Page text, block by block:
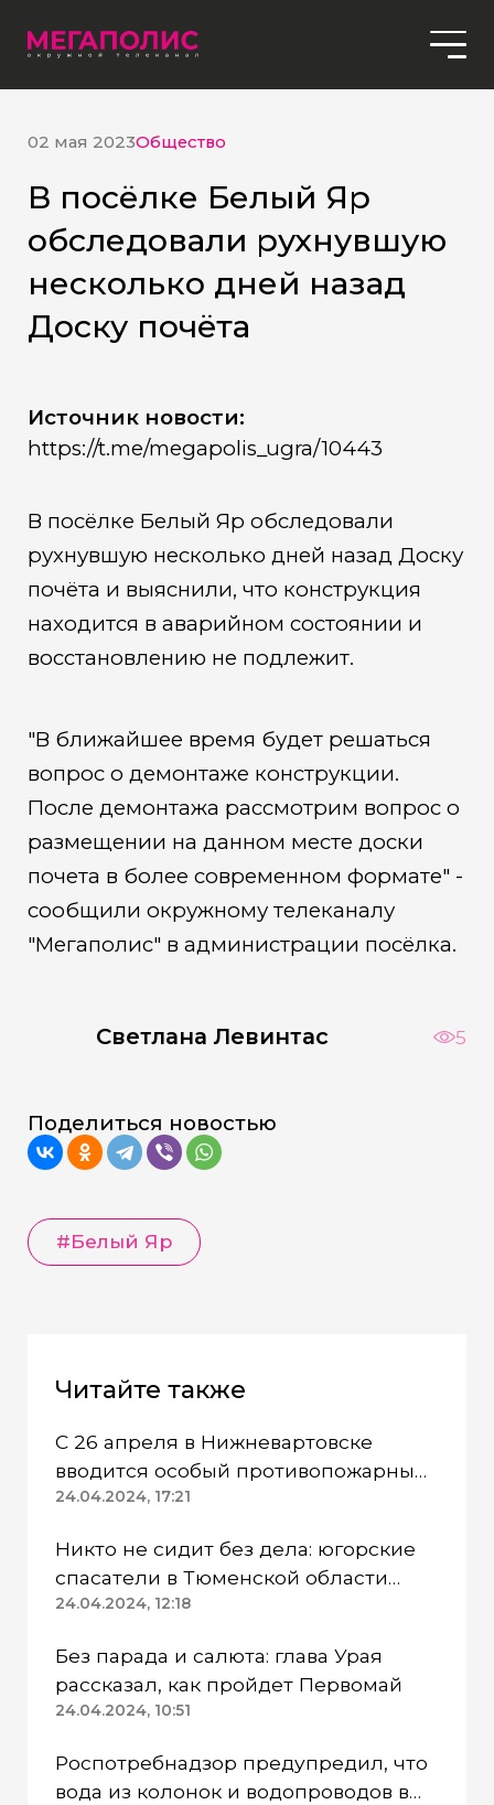
02 мая 2023Общество
В посёлке Белый Яр
обследовали рухнувшую
несколько дней назад
Доску почёта
Источник новости:
https://t.me/megapolis_ugra/10443
В посёлке Белый Яр обследовали
рухнувшую несколько дней назад Доску
почёта и выяснили, что конструкция
находится в аварийном состоянии и
восстановлению не подлежит.
"В ближайшее время будет решаться
вопрос о демонтаже конструкции.
После демонтажа рассмотрим вопрос о
размещении на данном месте доски
почета в более современном формате" -
сообщили окружному телеканалу
"Мегаполис" в администрации посёлка.
Светлана Левинтас 5
Поделиться новостью
#Белый Яр
Читайте также
С 26 апреля в Нижневартовске
вводится особый противопожарный
режим
24.04.2024, 17:21
Никто не сидит без дела: югорские
спасатели в Тюменской области
работают в две смены
24.04.2024, 12:18
Без парада и салюта: глава Урая
рассказал, как пройдет Первомай
24.04.2024, 10:51
Роспотребнадзор предупредил, что
вода из колонок и водопроводов в